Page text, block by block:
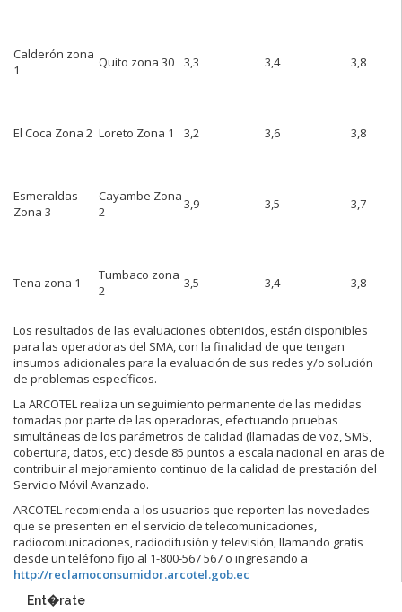
Calderón zona
1
Quito zona 30 3,3 3,4 3,8
El Coca Zona 2 Loreto Zona 1 3,2 3,6 3,8
Esmeraldas
Zona 3
Cayambe Zona
2
3,9 3,5 3,7
Tena zona 1
Tumbaco zona
2
3,5 3,4 3,8
Los resultados de las evaluaciones obtenidos, están disponibles
para las operadoras del SMA, con la finalidad de que tengan
insumos adicionales para la evaluación de sus redes y/o solución
de problemas específicos.
La ARCOTEL realiza un seguimiento permanente de las medidas
tomadas por parte de las operadoras, efectuando pruebas
simultáneas de los parámetros de calidad (llamadas de voz, SMS,
cobertura, datos, etc.) desde 85 puntos a escala nacional en aras de
contribuir al mejoramiento continuo de la calidad de prestación del
Servicio Móvil Avanzado.
ARCOTEL recomienda a los usuarios que reporten las novedades
que se presenten en el servicio de telecomunicaciones,
radiocomunicaciones, radiodifusión y televisión, llamando gratis
desde un teléfono fijo al 1-800-567 567 o ingresando a
http://reclamoconsumidor.arcotel.gob.ec
Ent�rate